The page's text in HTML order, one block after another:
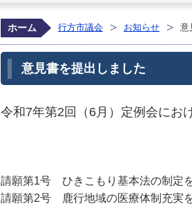
ホーム 行方市議会 お知らせ 意
意見書を提出しました
令和7年第2回（6月）定例会にお
請願第1号 ひきこもり基本法の制定
請願第2号 鹿行地域の医療体制充実